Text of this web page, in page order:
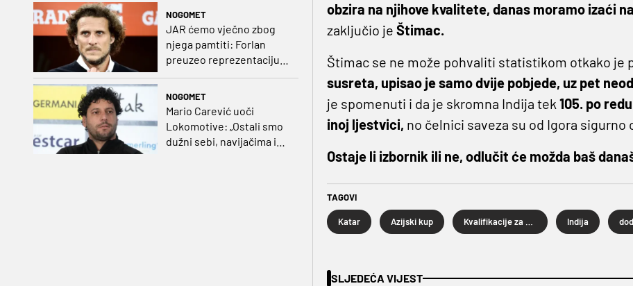
NOGOMET
JAR ćemo vječno zbog
njega pamtiti: Forlan
preuzeo reprezentaciju
NOGOMET
Mario Carević uoči
Lokomotive: „Ostali smo
dužni sebi, navijačima i
obzira na njihove kvalitete, danas moramo izaći
zaključio je Štimac.
Štimac se ne može pohvaliti statistikom otkako je
susreta, upisao je samo dvije pobjede, uz pet
je spomenuti i da je skromna Indija tek 105. po
inoj ljestvici, no čelnici saveza su od Igora sigurno
Ostaje li izbornik ili ne, odlučit će možda baš
TAGOVI
Katar Azijski kup Kvalifikacije za Svjetsko prvenstvo Indija
SLJEDEĆA VIJEST